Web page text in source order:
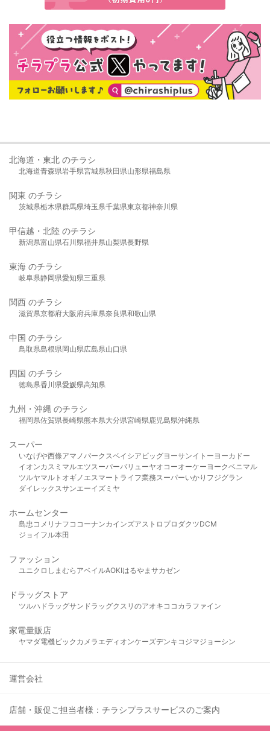
北海道・東北 のチラシ
北海道青森県岩手県宮城県秋田県山形県福島県
関東 のチラシ
茨城県栃木県群馬県埼玉県千葉県東京都神奈川県
甲信越・北陸 のチラシ
新潟県富山県石川県福井県山梨県長野県
東海 のチラシ
岐阜県静岡県愛知県三重県
関西 のチラシ
滋賀県京都府大阪府兵庫県奈良県和歌山県
中国 のチラシ
鳥取県島根県岡山県広島県山口県
四国 のチラシ
徳島県香川県愛媛県高知県
九州・沖縄 のチラシ
福岡県佐賀県長崎県熊本県大分県宮崎県鹿児島県沖縄県
スーパー
いなげや西條アマノパークスベイシア ビッグヨーサンイトーヨーカドー
イオンカスミ マルエツスーパーバリューヤオコーオーケー ヨークベニマル
ツルヤマルト オギノ エスマート ライフ業務スーパーいかり フジグラン
ダイレックスサンエーイズミヤ
ホームセンター
島忠 コメリ ナフコ コーナンカインズアストロプロダクツDCM
ジョイフル本田
ファッション
ユニクロ しまむら アベイルAOKIはるやま サカゼン
ドラッグストア
ツルハドラッグサンドラッグクスリのアオキ ココカラファイン
家電量販店
ヤマダ電機ビックカメラ エディオンケーズデンキ コジマジョーシン
運営会社
店舗・販促ご担当者様：チラシプラスサービスのご案内